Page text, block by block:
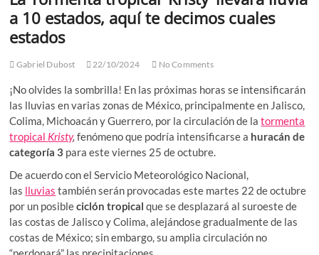
a 10 estados, aquí te decimos cuales
estados
Gabriel Dubost 22/10/2024 No Comments
¡No olvides la sombrilla! En las próximas horas se intensificarán
las lluvias en varias zonas de México, principalmente en Jalisco,
Colima, Michoacán y Guerrero, por la circulación de latormenta
tropical Kristy,fenómeno que podría intensificarse a huracán de
categoría 3 para este viernes 25 de octubre.
De acuerdo con el Servicio Meteorológico Nacional,
las lluvias también serán provocadas este martes 22 de octubre
por un posibleciclón tropical que se desplazará al suroeste de
las costas de Jalisco y Colima, alejándose gradualmente de las
costas de México; sin embargo, su amplia circulación no